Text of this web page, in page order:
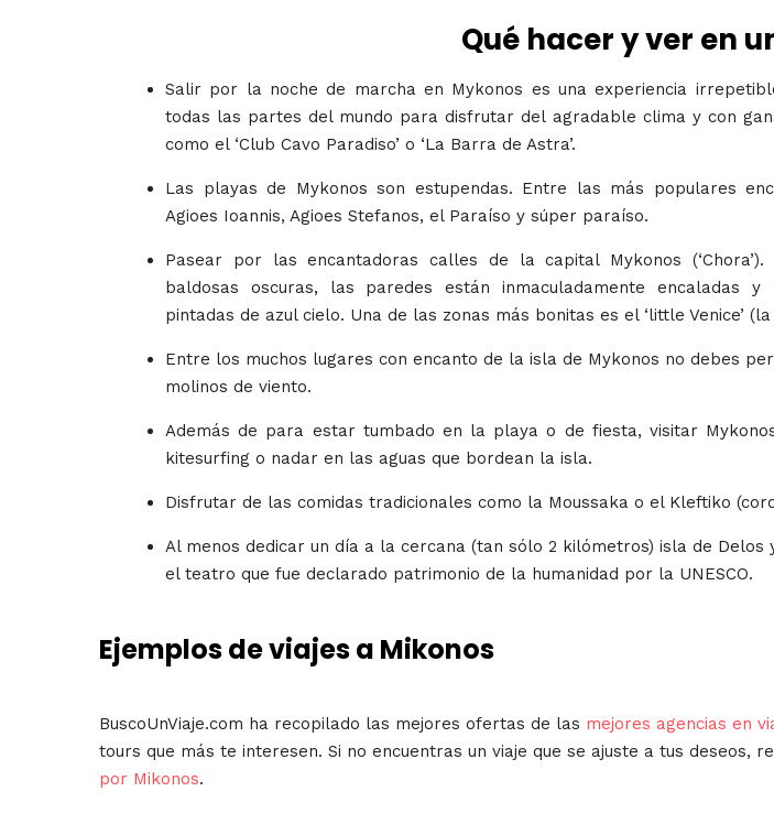
Qué hacer y ver en
Salir por la noche de marcha en Mykonos es una experiencia
todas las partes del mundo para disfrutar del agradable clima y con
como el ‘Club Cavo Paradiso’ o ‘La Barra de Astra’.
Las playas de Mykonos son estupendas. Entre las más populares
Agioes Ioannis, Agioes Stefanos, el Paraíso y súper paraíso.
Pasear por las encantadoras calles de la capital Mykonos
baldosas oscuras, las paredes están inmaculadamente encaladas
pintadas de azul cielo. Una de las zonas más bonitas es el ‘little Venice’
Entre los muchos lugares con encanto de la isla de Mykonos no debes
molinos de viento.
Además de para estar tumbado en la playa o de fiesta, visitar
kitesurfing o nadar en las aguas que bordean la isla.
Disfrutar de las comidas tradicionales como la Moussaka o el Kleftiko
Al menos dedicar un día a la cercana (tan sólo 2 kilómetros) isla de
el teatro que fue declarado patrimonio de la humanidad por la UNESCO.
Ejemplos de viajes a Mikonos
BuscoUnViaje.com ha recopilado las mejores ofertas de las mejores agencias en
tours que más te interesen. Si no encuentras un viaje que se ajuste a tus deseos,
por Mikonos.